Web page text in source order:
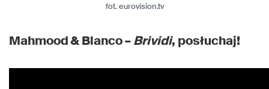
fot. eurovision.tv
Mahmood & Blanco –Brividi, posłuchaj!